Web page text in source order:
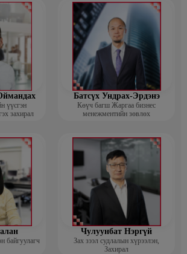
үүсгэн
захирал
Батсүх Ундрах-Эрдэнэ
Көүч багш Жаргаа бизнес
менежментийн зөвлөх
байгуулагч
Чулуунбат Нэргүй
Зах зээл судлалын хүрээлэн,
Захирал